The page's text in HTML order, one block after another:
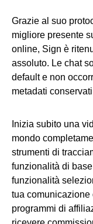
Grazie al suo
migliore presente
online, Sign è
assoluto. Le chat
default e non
metadati
Inizia subito una
mondo
strumenti di
funzionalità di
funzionalità
tua comunicazione
programmi di